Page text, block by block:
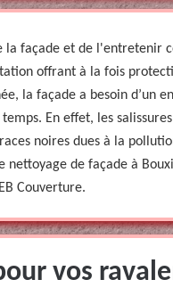
la façade et de l'entretenir
offrant à la fois
la façade a besoin d’un
En effet, les
noires dues à la
de façade à
Couverture.
vos